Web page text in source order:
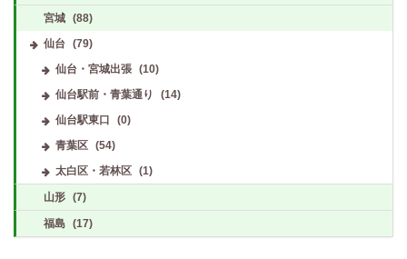
宮城 (88)
仙台 (79)
仙台・宮城出張
(10)
仙台駅前・青葉通り
(14)
仙台駅東口
(0)
青葉区
(54)
太白区・若林区
(1)
山形 (7)
福島 (17)